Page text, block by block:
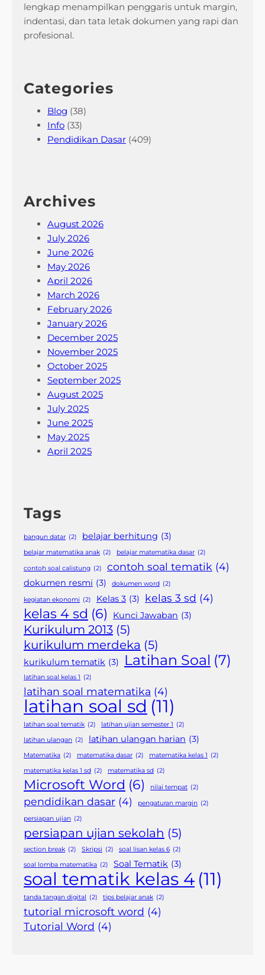
lengkap menampilkan penggaris untuk margin,
indentasi, dan tata letak dokumen yang rapi dan
profesional.
Categories
Blog (38)
Info (33)
Pendidikan Dasar (409)
Archives
August 2026
July 2026
June 2026
May 2026
April 2026
March 2026
February 2026
January 2026
December 2025
November 2025
October 2025
September 2025
August 2025
July 2025
June 2025
May 2025
April 2025
Tags
bangun datar (2) belajar berhitung (3)
belajar matematika anak (2) belajar matematika dasar (2)
contoh soal calistung (2) contoh soal tematik (4)
dokumen resmi (3) dokumen word (2)
kegiatan ekonomi (2) Kelas 3 (3) kelas 3 sd (4)
kelas 4 sd (6) Kunci Jawaban (3)
Kurikulum 2013 (5)
kurikulum merdeka (5)
kurikulum tematik (3) Latihan Soal (7)
latihan soal kelas 1 (2)
latihan soal matematika (4)
latihan soal sd (11)
latihan soal tematik (2) latihan ujian semester 1 (2)
latihan ulangan (2) latihan ulangan harian (3)
Matematika (2) matematika dasar (2) matematika kelas 1 (2)
matematika kelas 1 sd (2) matematika sd (2)
Microsoft Word (6) nilai tempat (2)
pendidikan dasar (4) pengaturan margin (2)
persiapan ujian (2)
persiapan ujian sekolah (5)
section break (2) Skripsi (2) soal lisan kelas 6 (2)
soal lomba matematika (2) Soal Tematik (3)
soal tematik kelas 4 (11)
tanda tangan digital (2) tips belajar anak (2)
tutorial microsoft word (4)
Tutorial Word (4)